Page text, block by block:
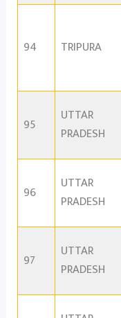
94 TRIPURA
95
UTTAR
PRADESH
96
UTTAR
PRADESH
97
UTTAR
PRADESH